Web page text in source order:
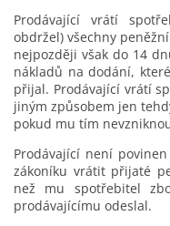
Prodávající vrátí
obdržel) všechny
nejpozději však do 14
nákladů na dodání,
přijal. Prodávající vrátí
jiným způsobem jen
pokud mu tím
Prodávající není
zákoníku vrátit přijaté
než mu spotřebitel
prodávajícímu odeslal.